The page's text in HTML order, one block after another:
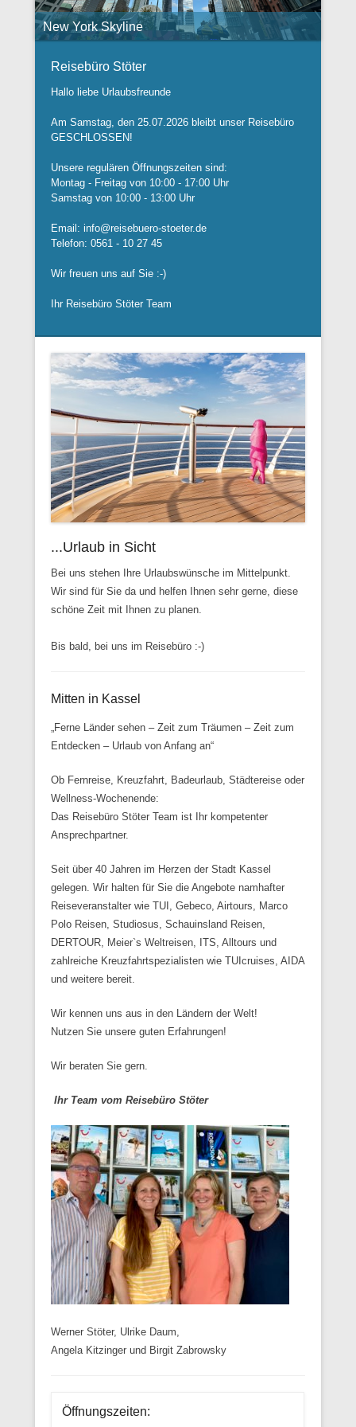
New York Skyline
Reisebüro Stöter
Hallo liebe Urlaubsfreunde
Am Samstag, den 25.07.2026 bleibt unser Reisebüro
GESCHLOSSEN!
Unsere regulären Öffnungszeiten sind:
Montag - Freitag von 10:00 - 17:00 Uhr
Samstag von 10:00 - 13:00 Uhr
Email: info@reisebuero-stoeter.de
Telefon: 0561 - 10 27 45
Wir freuen uns auf Sie :-)
Ihr Reisebüro Stöter Team
...Urlaub in Sicht
Bei uns stehen Ihre Urlaubswünsche im Mittelpunkt.
Wir sind für Sie da und helfen Ihnen sehr gerne, diese
schöne Zeit mit Ihnen zu planen.
Bis bald, bei uns im Reisebüro :-)
Mitten in Kassel
„Ferne Länder sehen – Zeit zum Träumen – Zeit zum
Entdecken – Urlaub von Anfang an“
Ob Fernreise, Kreuzfahrt, Badeurlaub, Städtereise oder
Wellness-Wochenende:
Das Reisebüro Stöter Team ist Ihr kompetenter
Ansprechpartner.
Seit über 40 Jahren im Herzen der Stadt Kassel
gelegen. Wir halten für Sie die Angebote namhafter
Reiseveranstalter wie TUI, Gebeco, Airtours, Marco
Polo Reisen, Studiosus, Schauinsland Reisen,
DERTOUR, Meier`s Weltreisen, ITS, Alltours und
zahlreiche Kreuzfahrtspezialisten wie TUIcruises, AIDA
und weitere bereit.
Wir kennen uns aus in den Ländern der Welt!
Nutzen Sie unsere guten Erfahrungen!
Wir beraten Sie gern.
Ihr Team vom Reisebüro Stöter
Werner Stöter, Ulrike Daum,
Angela Kitzinger und Birgit Zabrowsky
Öffnungszeiten: